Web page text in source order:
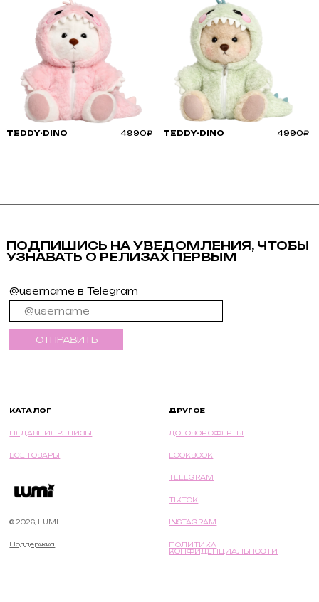
TEDDY-DINO 4990₽ TEDDY-DINO 4990₽
ПОЛИТИКА
КОНФИДЕНЦИАЛЬНОСТИ
TELEGRAM
INSTAGRAM
TIKTOK
© 2026, LUMI.
Поддержка
НЕДАВНИЕ РЕЛИЗЫ
ВСЕ ТОВАРЫ
ДОГОВОР ОФЕРТЫ
ДРУГОЕ
КАТАЛОГ
ПОДПИШИСЬ НА УВЕДОМЛЕНИЯ, ЧТОБЫ
УЗНАВАТЬ О РЕЛИЗАХ ПЕРВЫМ
LOOKBOOK
@username в Telegram
ОТПРАВИТЬ